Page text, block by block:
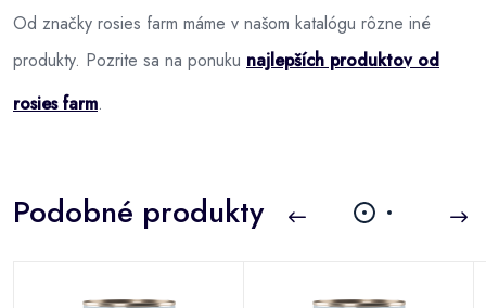
Od značky rosies farm máme v našom katalógu rôzne iné
produkty. Pozrite sa na ponuku najlepších produktov od
rosies farm.
Podobné produkty